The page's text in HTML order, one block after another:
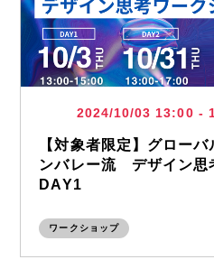
2024/10/03 13:00 -
【対象者限定】グロー
ンバレー流 デザイン
DAY1
ワークショップ